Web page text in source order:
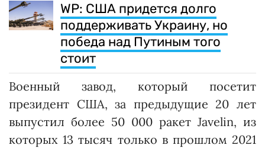
WP: США придется долго
поддерживать Украину, но
победа над Путиным того
стоит
Военный завод, который посетит
президент США, за предыдущие 20 лет
выпустил более 50 000 ракет Javelin, из
которых 13 тысяч только в прошлом 2021